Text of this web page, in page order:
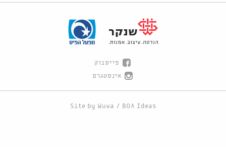
פייסבוק
אינסטגרם
Site by Wuwa / BOA Ideas